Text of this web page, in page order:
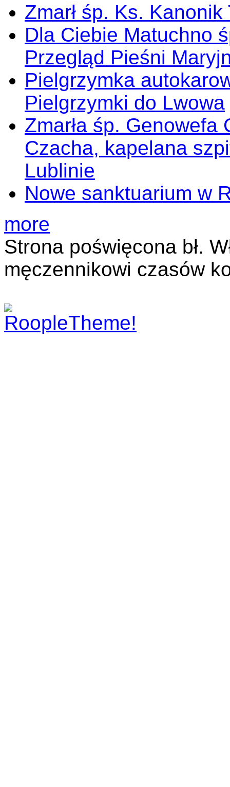
Zmarł śp. Ks.
Dla Ciebie Matuchno
Przegląd Pieśni
Pielgrzymka
Pielgrzymki do Lwowa
Zmarła śp.
Czacha, kapelana
Lublinie
Nowe sanktuarium w
more
Strona poświęcona bł.
męczennikowi czasów